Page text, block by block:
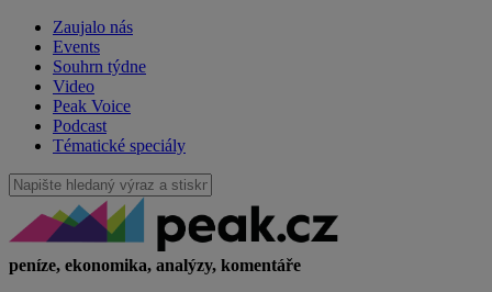
Zaujalo nás
Events
Souhrn týdne
Video
Peak Voice
Podcast
Tématické speciály
peníze, ekonomika, analýzy, komentáře